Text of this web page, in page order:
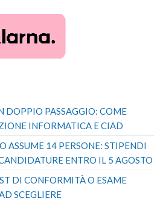
DOPPIO PASSAGGIO: COME
INFORMATICA E CIAD
ASSUME 14 PERSONE: STIPENDI
ENTRO IL 5 AGOSTO
DI CONFORMITÀ O ESAME
SCEGLIERE